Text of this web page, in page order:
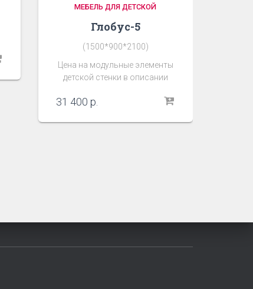
МЕБЕЛЬ ДЛЯ ДЕТСКОЙ
Глобус-5
(1500*900*2100)
Цена на модульные элементы
детской стенки в описании
31 400 р.